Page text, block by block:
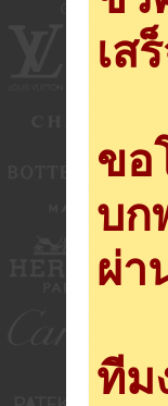
เส
ขอ
บก
ผ่า
ทีม